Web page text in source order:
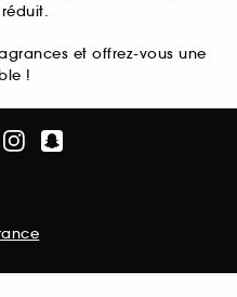
et offrez-vous une
!